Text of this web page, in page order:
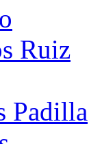
Ruiz
Padilla